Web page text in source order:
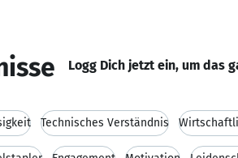
Logg Dich jetzt ein, um das
Technisches Verständnis